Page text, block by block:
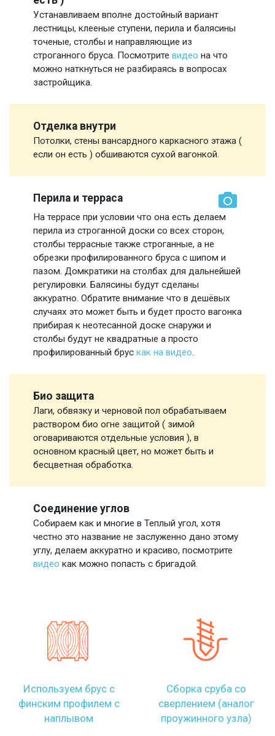
Устанавливаем вполне достойный вариант
лестницы, клееные ступени, перила и балясины
точеные, столбы и направляющие из
строганного бруса. Посмотрите видео на что
можно наткнуться не разбираясь в вопросах
застройщика.
Отделка внутри
Потолки, стены вансардного каркасного этажа (
если он есть ) обшиваются сухой вагонкой.
Перила и терраса
На террасе при условии что она есть делаем
перила из строганной доски со всех сторон,
столбы террасные также строганные, а не
обрезки профилированного бруса с шипом и
пазом. Домкратики на столбах для дальнейшей
регулировки. Балясины будут сделаны
аккуратно. Обратите внимание что в дешёвых
случаях это может быть и будет просто вагонка
прибирая к неотесанной доске снаружи и
столбы будут не квадратные а просто
профилированный брус как на видео.
Био защита
Лаги, обвязку и черновой пол обрабатываем
раствором био огне защитой ( зимой
оговариваются отдельные условия ), в
основном красный цвет, но может быть и
бесцветная обработка.
Соединение углов
Собираем как и многие в Теплый угол, хотя
честно это название не заслуженно дано этому
углу, делаем аккуратно и красиво, посмотрите
видео как можно попасть с бригадой.
Используем брус с
финским профилем с
наплывом
Сборка сруба со
сверлением (аналог
проужинного узла)